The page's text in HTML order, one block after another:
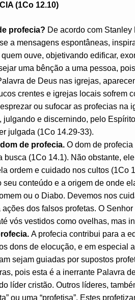
(1Co 12.10)
profecia? De acordo com
a mensagens espontâneas,
ouve, objetivando edificar,
uma bênção a uma pessoa,
de Deus nas igrejas,
crentes e igrejas locais sofrem
ou sufocar as profecias na
julgando e discernindo, pelo
julgada (1Co 14.29-33).
de profecia. O dom de
busca (1Co 14.1). Não obstante,
ordem e cuidado nos cultos (1Co
seu conteúdo e a origem de onde
ou o Diabo. Devemos nos
ações dos falsos profetas. O
vós vestidos como ovelhas, mas
A profecia contribui para a
dons de elocução, e em especial
sejam guiadas por supostos
pois esta é a inerrante Palavra
líder cristão. Outros líderes,
ou uma “profetisa”. Estes